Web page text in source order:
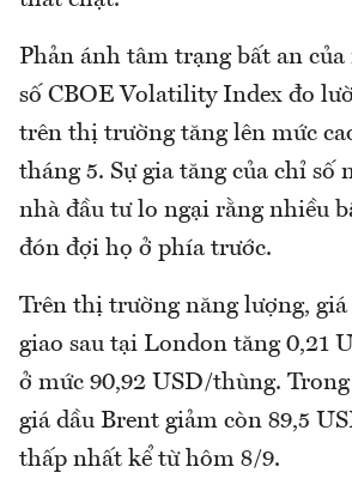
Phản ánh tâm trạng bất an
số CBOE Volatility Index đo
trên thị trường tăng lên mức
tháng 5. Sự gia tăng của chỉ số
nhà đầu tư lo ngại rằng nhiều
đón đợi họ ở phía trước.
Trên thị trường năng lượng,
giao sau tại London tăng 0,21
ở mức 90,92 USD/thùng.
giá dầu Brent giảm còn 89,5
thấp nhất kể từ hôm 8/9.